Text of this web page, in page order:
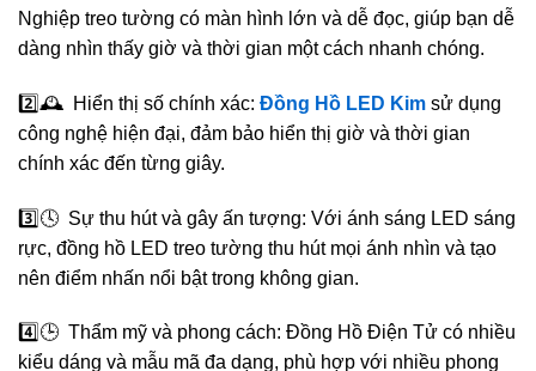
Nghiệp treo tường có màn hình lớn và dễ đọc, giúp bạn dễ
dàng nhìn thấy giờ và thời gian một cách nhanh chóng.
2️⃣🕰️ Hiển thị số chính xác: Đồng Hồ LED Kim sử dụng
công nghệ hiện đại, đảm bảo hiển thị giờ và thời gian
chính xác đến từng giây.
3️⃣🕓 Sự thu hút và gây ấn tượng: Với ánh sáng LED sáng
rực, đồng hồ LED treo tường thu hút mọi ánh nhìn và tạo
nên điểm nhấn nổi bật trong không gian.
4️⃣🕒 Thẩm mỹ và phong cách: Đồng Hồ Điện Tử có nhiều
kiểu dáng và mẫu mã đa dạng, phù hợp với nhiều phong